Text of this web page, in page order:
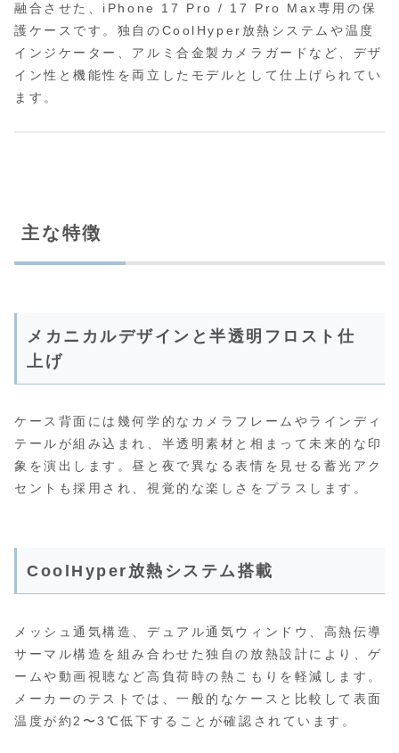
融合させた、iPhone 17 Pro / 17 Pro Max専用の保
護ケースです。独自のCoolHyper放熱システムや温度
インジケーター、アルミ合金製カメラガードなど、デザ
イン性と機能性を両立したモデルとして仕上げられてい
ます。
主な特徴
メカニカルデザインと半透明フロスト仕
上げ
ケース背面には幾何学的なカメラフレームやラインディ
テールが組み込まれ、半透明素材と相まって未来的な印
象を演出します。昼と夜で異なる表情を見せる蓄光アク
セントも採用され、視覚的な楽しさをプラスします。
CoolHyper放熱システム搭載
メッシュ通気構造、デュアル通気ウィンドウ、高熱伝導
サーマル構造を組み合わせた独自の放熱設計により、ゲ
ームや動画視聴など高負荷時の熱こもりを軽減します。
メーカーのテストでは、一般的なケースと比較して表面
温度が約2〜3℃低下することが確認されています。